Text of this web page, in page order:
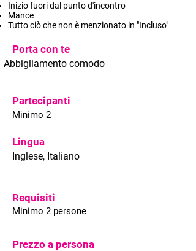
Inizio fuori dal punto d'incontro
Mance
Tutto ciò che non è menzionato in "Incluso"
Porta con te
Abbigliamento comodo
Partecipanti
Minimo 2
Lingua
Inglese, Italiano
Requisiti
Minimo 2 persone
Prezzo a persona